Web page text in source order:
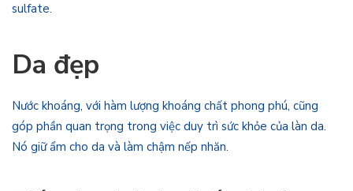
sulfate.
Da đẹp
Nước khoáng, với hàm lượng khoáng chất phong phú, cũng
góp phần quan trọng trong việc duy trì sức khỏe của làn da.
Nó giữ ẩm cho da và làm chậm nếp nhăn.